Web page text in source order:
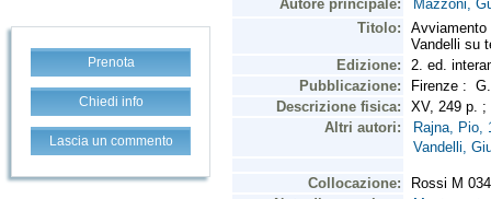
Prenota
Chiedi info
Lascia un commento